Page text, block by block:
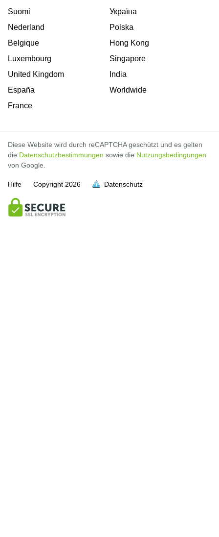
Suomi
Nederland
Belgique
Luxembourg
United Kingdom
España
France
Україна
Polska
Hong Kong
Singapore
India
Worldwide
Diese Website wird durch reCAPTCHA geschützt und es gelten
die Datenschutzbestimmungen sowie die Nutzungsbedingungen
von Google.
Hilfe Copyright 2026 Datenschutz